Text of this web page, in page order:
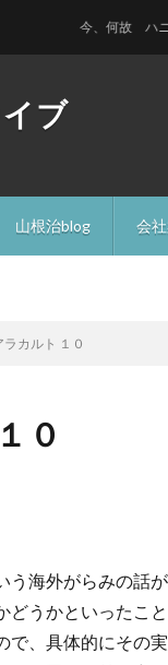
ブ
山根治blog 会
今、何故 ハニック
ラカルト １０
０
海外がらみの話
どうかといったこ
で、具体的にその